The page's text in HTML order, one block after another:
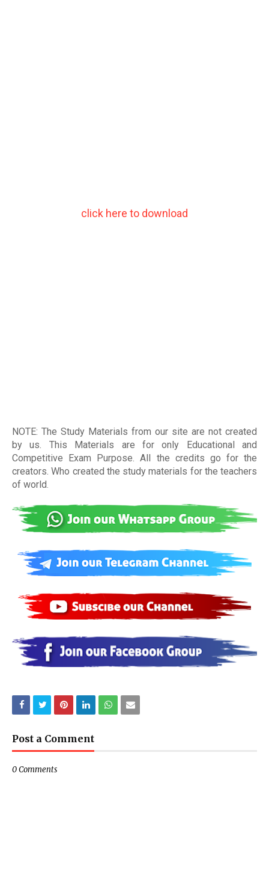
click here to download
NOTE: The Study Materials from our site are not created
by us. This Materials are for only Educational and
Competitive Exam Purpose. All the credits go for the
creators. Who created the study materials for the teachers
of world
Post a Comment
0 Comments